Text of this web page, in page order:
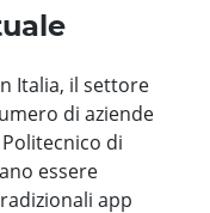
Italia, il settore
di aziende
di
essere
app